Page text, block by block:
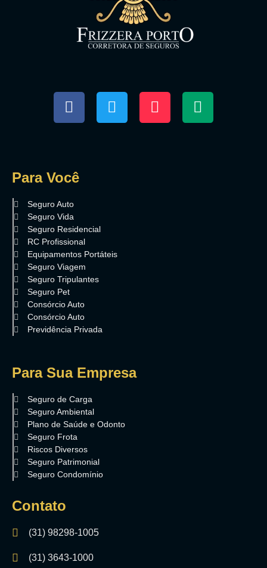
Para Você
Seguro Auto
Seguro Vida
Seguro Residencial
RC Profissional
Equipamentos Portáteis
Seguro Viagem
Seguro Tripulantes
Seguro Pet
Consórcio Auto
Consórcio Auto
Previdência Privada
Para Sua Empresa
Seguro de Carga
Seguro Ambiental
Plano de Saúde e Odonto
Seguro Frota
Riscos Diversos
Seguro Patrimonial
Seguro Condomínio
Contato
(31) 98298-1005
(31) 3643-1000